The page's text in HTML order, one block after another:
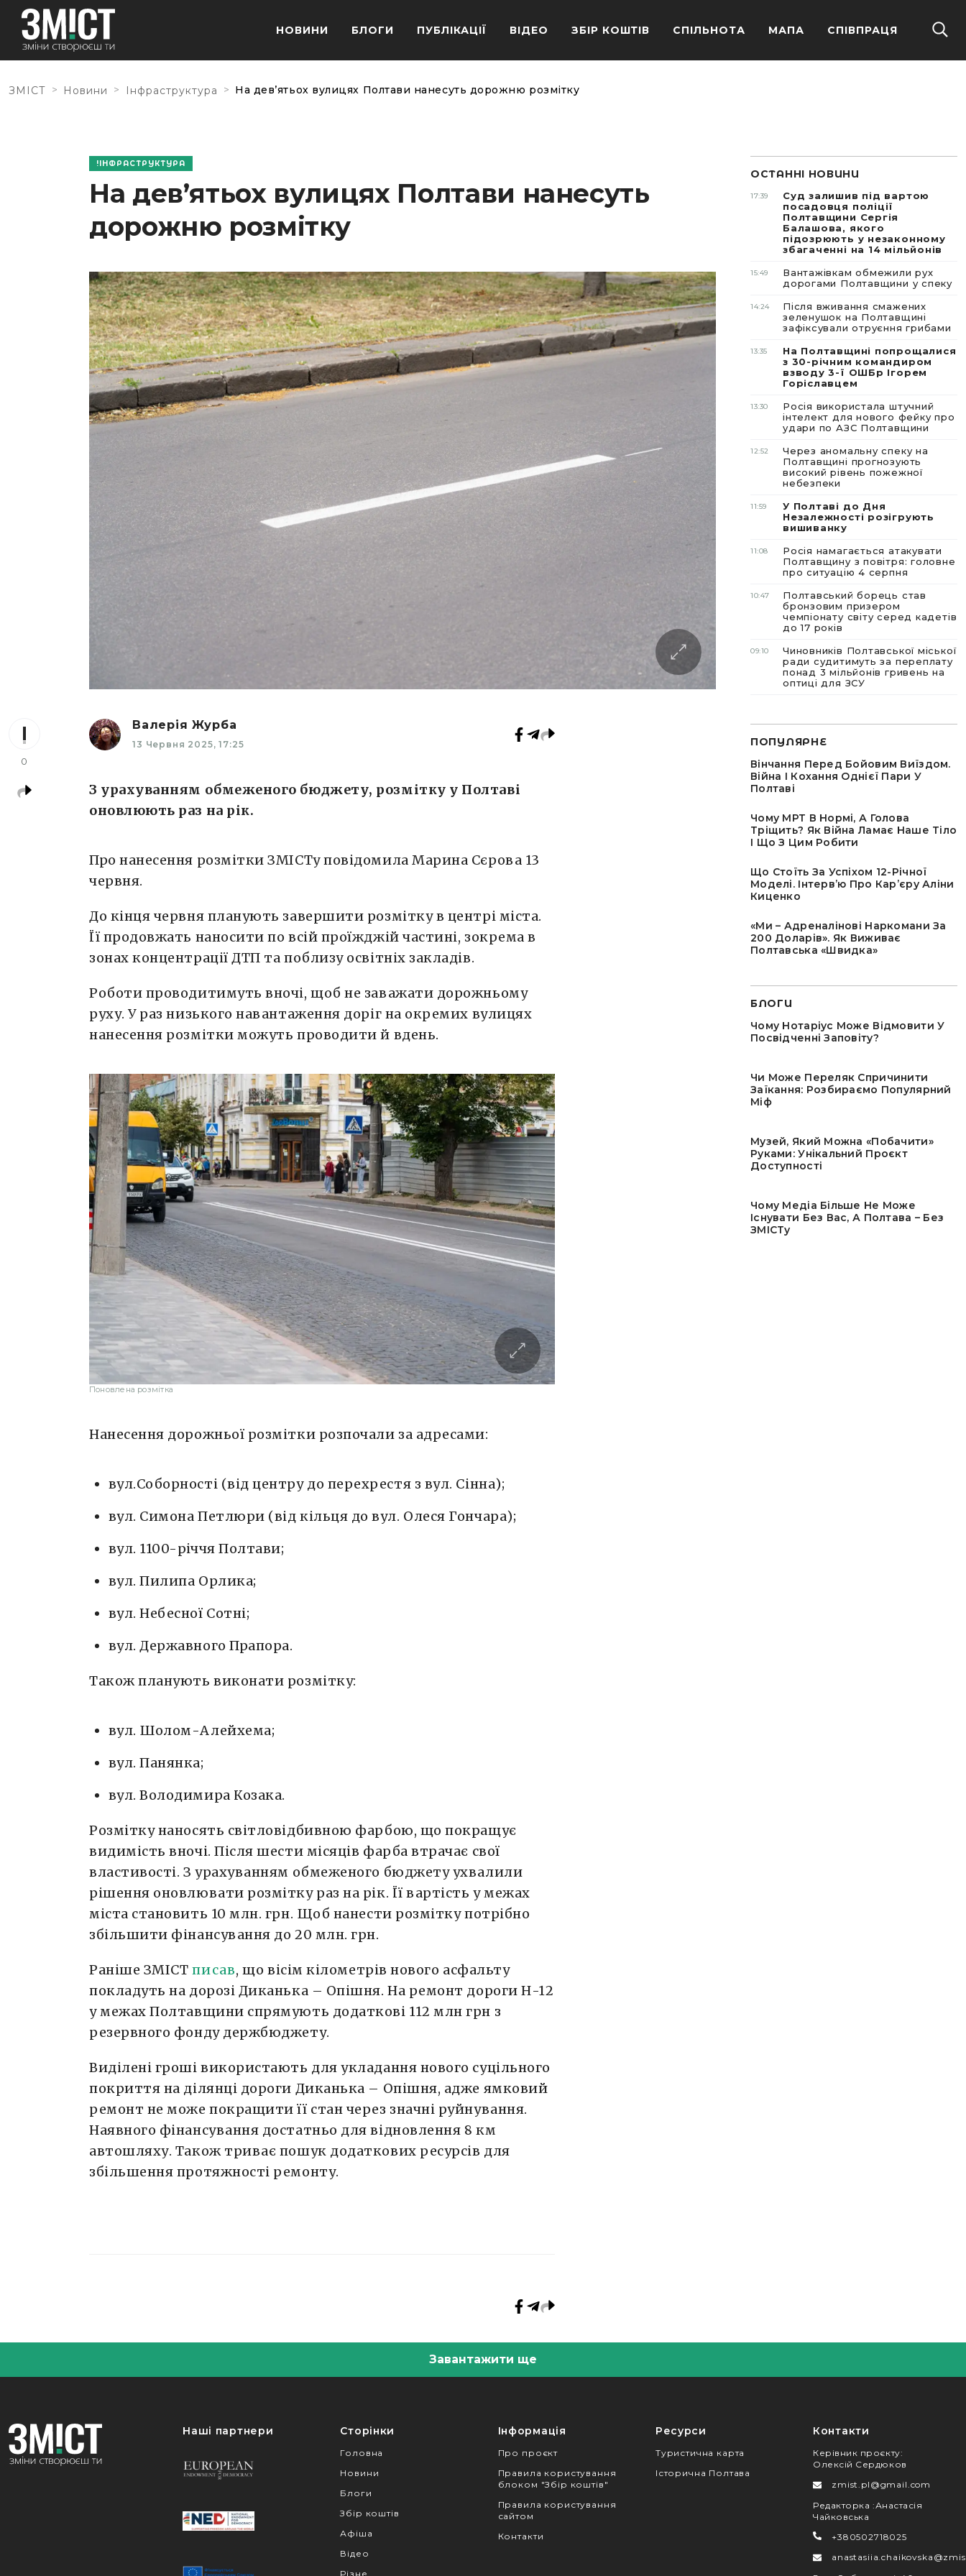
НОВИНИ БЛОГИ ПУБЛІКАЦІЇ ВІДЕО ЗБІР КОШТІВ СПІЛЬНОТА МАПА СПІВПРАЦЯ
ЗМІСТ > Новини > Інфраструктура > На дев’ятьох вулицях Полтави нанесуть дорожню розмітку
ІНФРАСТРУКТУРА
На дев’ятьох вулицях Полтави нанесуть
дорожню розмітку
0
Валерія Журба
13 Червня 2025, 17:25
З урахуванням обмеженого бюджету, розмітку у Полтаві
оновлюють раз на рік.
Про нанесення розмітки ЗМІСТу повідомила Марина Сєрова 13
червня.
До кінця червня планують завершити розмітку в центрі міста.
Її продовжать наносити по всій проїжджій частині, зокрема в
зонах концентрації ДТП та поблизу освітніх закладів.
Роботи проводитимуть вночі, щоб не заважати дорожньому
руху. У раз низького навантаження доріг на окремих вулицях
нанесення розмітки можуть проводити й вдень.
Поновлена розмітка
Нанесення дорожньої розмітки розпочали за адресами:
вул.Соборності (від центру до перехрестя з вул. Сінна);
вул. Симона Петлюри (від кільця до вул. Олеся Гончара);
вул. 1100-річчя Полтави;
вул. Пилипа Орлика;
вул. Небесної Сотні;
вул. Державного Прапора.
Також планують виконати розмітку:
вул. Шолом-Алейхема;
вул. Панянка;
вул. Володимира Козака.
Розмітку наносять світловідбивною фарбою, що покращує
видимість вночі. Після шести місяців фарба втрачає свої
властивості. З урахуванням обмеженого бюджету ухвалили
рішення оновлювати розмітку раз на рік. Її вартість у межах
міста становить 10 млн. грн. Щоб нанести розмітку потрібно
збільшити фінансування до 20 млн. грн.
Раніше ЗМІСТписав, що вісім кілометрів нового асфальту
покладуть на дорозі Диканька – Опішня. На ремонт дороги Н-12
у межах Полтавщини спрямують додаткові 112 млн грн з
резервного фонду держбюджету.
Виділені гроші використають для укладання нового суцільного
покриття на ділянці дороги Диканька – Опішня, адже ямковий
ремонт не може покращити її стан через значні руйнування.
Наявного фінансування достатньо для відновлення 8 км
автошляху. Також триває пошук додаткових ресурсів для
збільшення протяжності ремонту.
ОСТАННІ НОВИНИ
17:39
Суд залишив під вартою
посадовця поліції
Полтавщини Сергія
Балашова, якого
підозрюють у незаконному
збагаченні на 14 мільйонів
15:49
Вантажівкам обмежили рух
дорогами Полтавщини у спеку
14:24
Після вживання смажених
зеленушок на Полтавщині
зафіксували отруєння грибами
13:35
На Полтавщині попрощалися
з 30-річним командиром
взводу 3-ї ОШБр Ігорем
Горіславцем
13:30
Росія використала штучний
інтелект для нового фейку про
удари по АЗС Полтавщини
12:52
Через аномальну спеку на
Полтавщині прогнозують
високий рівень пожежної
небезпеки
11:59
У Полтаві до Дня
Незалежності розігрують
вишиванку
11:08
Росія намагається атакувати
Полтавщину з повітря: головне
про ситуацію 4 серпня
10:47
Полтавський борець став
бронзовим призером
чемпіонату світу серед кадетів
до 17 років
09:10
Чиновників Полтавської міської
ради судитимуть за переплату
понад 3 мільйонів гривень на
оптиці для ЗСУ
ПОПУЛЯРНЕ
Вінчання Перед Бойовим Виїздом.
Війна І Кохання Однієї Пари У
Полтаві
Чому МРТ В Нормі, А Голова
Тріщить? Як Війна Ламає Наше Тіло
І Що З Цим Робити
Що Стоїть За Успіхом 12-Річної
Моделі. Інтервʼю Про Карʼєру Аліни
Киценко
«Ми – Адреналінові Наркомани За
200 Доларів». Як Виживає
Полтавська «швидка»
БЛОГИ
Чому Нотаріус Може Відмовити У
Посвідченні Заповіту?
Чи Може Переляк Спричинити
Заїкання: Розбираємо Популярний
Міф
Музей, Який Можна «побачити»
Руками: Унікальний Проєкт
Доступності
Чому Медіа Більше Не Може
Існувати Без Вас, А Полтава – Без
ЗМІСТу
Завантажити ще
Наші партнери Сторінки
Головна
Новини
Блоги
Збір коштів
Афіша
Відео
Різне
Інформація
Про проєкт
Правила користування
блоком "Збір коштів"
Правила користування
сайтом
Контакти
Ресурси
Туристична карта
Історична Полтава
Контакти
Керівник проєкту:
Олексій Сердюков
zmist.pl@gmail.com
Редакторка :Анастасія
Чайковська
+380502718025